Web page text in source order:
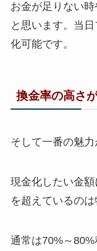
お金が足りない
と思います。当
化可能です。
換金率の高さ
そして一番の魅力
現金化したい金
を超えているのは
通常は70%～80%